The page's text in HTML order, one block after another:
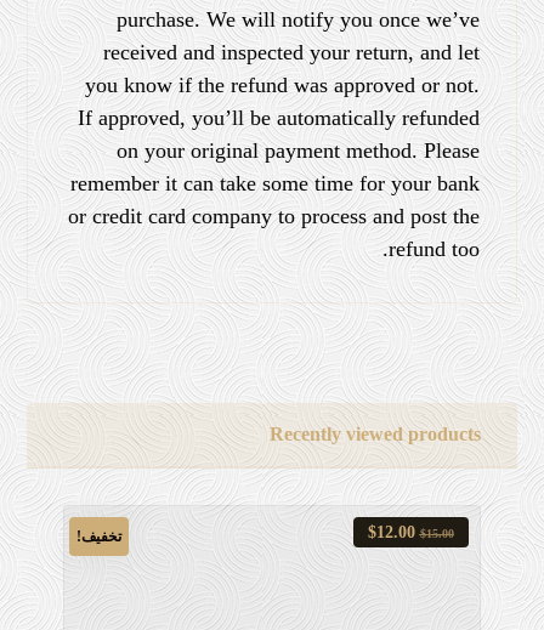
purchase. We will notify you once we’ve
received and inspected your return, and let
you know if the refund was approved or not.
If approved, you’ll be automatically refunded
on your original payment method. Please
remember it can take some time for your bank
or credit card company to process and post the
refund too.
Recently viewed products
تخفیف! $15.00
$12.00